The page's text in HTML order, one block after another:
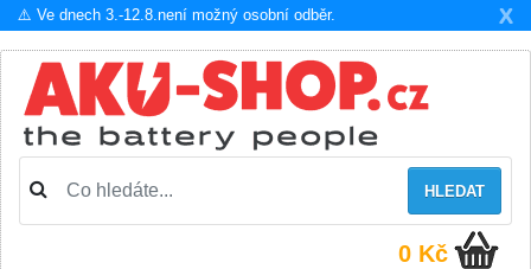
X
⚠️ Ve dnech 3.-12.8.není možný osobní odběr.
HLEDAT
0 Kč